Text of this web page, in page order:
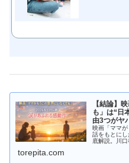
【結論】
も」は“日
由3つがヤ
映画「ママ
話をもとに
底解説。川口
torepita.com